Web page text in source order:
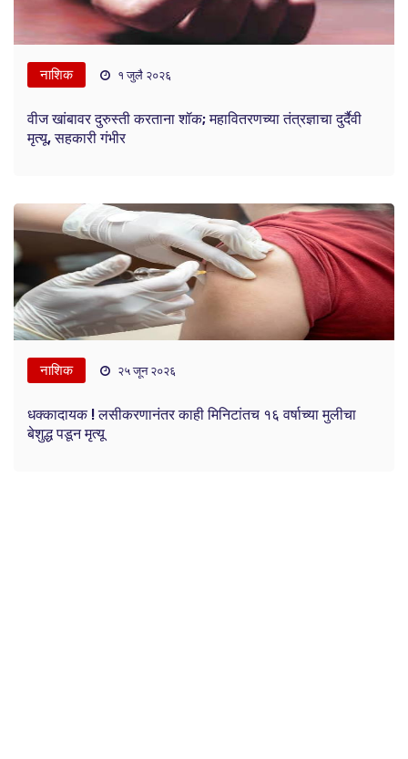
नाशिक १ जुलै २०२६
वीज खांबावर दुरुस्ती करताना शॉक; महावितरणच्या तंत्रज्ञाचा दुर्दैवी
मृत्यू, सहकारी गंभीर
नाशिक २५ जून २०२६
धक्कादायक ! लसीकरणानंतर काही मिनिटांतच १६ वर्षाच्या मुलीचा
बेशुद्ध पडून मृत्यू